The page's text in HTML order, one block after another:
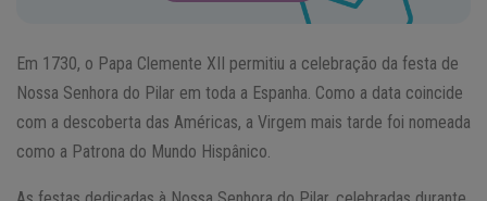
Em 1730, o Papa Clemente XII permitiu a celebração da festa de
Nossa Senhora do Pilar em toda a Espanha. Como a data coincide
com a descoberta das Américas, a Virgem mais tarde foi nomeada
como a Patrona do Mundo Hispânico.